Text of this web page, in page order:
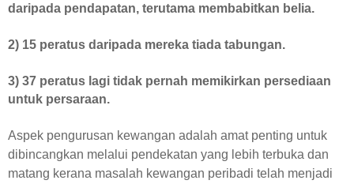
daripada pendapatan, terutama membabitkan belia.
2) 15 peratus daripada mereka tiada tabungan.
3) 37 peratus lagi tidak pernah memikirkan persediaan
untuk persaraan.
Aspek pengurusan kewangan adalah amat penting untuk
dibincangkan melalui pendekatan yang lebih terbuka dan
matang kerana masalah kewangan peribadi telah menjadi